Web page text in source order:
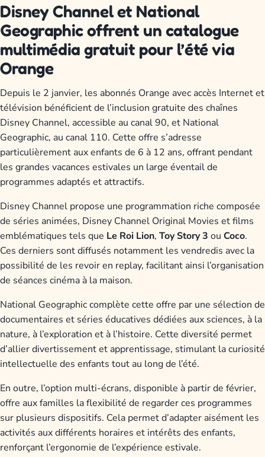
Disney Channel et National
Geographic offrent un catalogue
multimédia gratuit pour l’été via
Orange
Depuis le 2 janvier, les abonnés Orange avec accès Internet et
télévision bénéficient de l’inclusion gratuite des chaînes
Disney Channel, accessible au canal 90, et National
Geographic, au canal 110. Cette offre s’adresse
particulièrement aux enfants de 6 à 12 ans, offrant pendant
les grandes vacances estivales un large éventail de
programmes adaptés et attractifs.
Disney Channel propose une programmation riche composée
de séries animées, Disney Channel Original Movies et films
emblématiques tels que Le Roi Lion, Toy Story 3 ou Coco.
Ces derniers sont diffusés notamment les vendredis avec la
possibilité de les revoir en replay, facilitant ainsi l’organisation
de séances cinéma à la maison.
National Geographic complète cette offre par une sélection de
documentaires et séries éducatives dédiées aux sciences, à la
nature, à l’exploration et à l’histoire. Cette diversité permet
d’allier divertissement et apprentissage, stimulant la curiosité
intellectuelle des enfants tout au long de l’été.
En outre, l’option multi-écrans, disponible à partir de février,
offre aux familles la flexibilité de regarder ces programmes
sur plusieurs dispositifs. Cela permet d’adapter aisément les
activités aux différents horaires et intérêts des enfants,
renforçant l’ergonomie de l’expérience estivale.